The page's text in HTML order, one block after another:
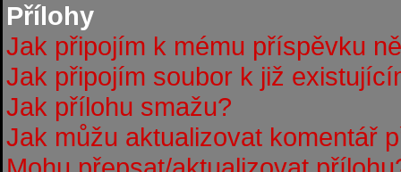
Přílohy
Jak připojím k mému příspěvku
Jak připojím soubor k již
Jak přílohu smažu?
Jak můžu aktualizovat komentář